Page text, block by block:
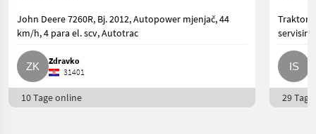
John Deere 7260R, Bj. 2012, Autopower mjenjač, 44
km/h, 4 para el. scv, Autotrac
Zdravko
31401
10 Tage online
Traktor
29